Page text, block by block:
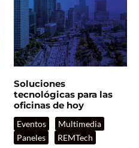
Soluciones
tecnológicas para las
oficinas de hoy
Eventos
Multimedia
Paneles
REMTech